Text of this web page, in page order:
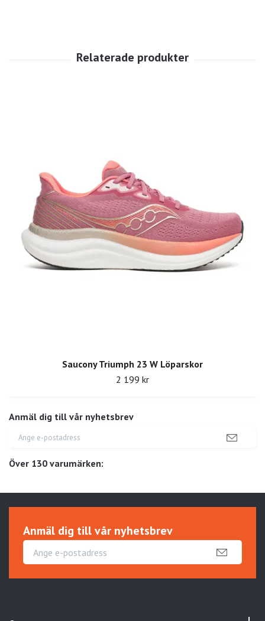
Anmäl dig till vår nyhetsbrev
Över 130 varumärken:
Saucony Triumph 23 W Löparskor
2 199 kr
Anmäl dig till vår nyhetsbrev